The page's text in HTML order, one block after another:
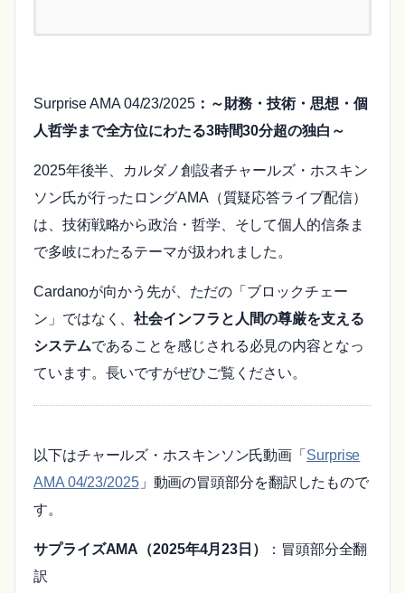
Surprise AMA 04/23/2025：～財務・技術・思想・個
人哲学まで全方位にわたる3時間30分超の独白～
2025年後半、カルダノ創設者チャールズ・ホスキン
ソン氏が行ったロングAMA（質疑応答ライブ配信）
は、技術戦略から政治・哲学、そして個人的信条ま
で多岐にわたるテーマが扱われました。
Cardanoが向かう先が、ただの「ブロックチェー
ン」ではなく、社会インフラと人間の尊厳を支える
システムであることを感じされる必見の内容となっ
ています。長いですがぜひご覧ください。
以下はチャールズ・ホスキンソン氏動画「 Surprise
AMA 04/23/2025」動画の冒頭部分を翻訳したもので
す。
サプライズAMA（2025年4月23日）
：冒頭部分全翻
訳